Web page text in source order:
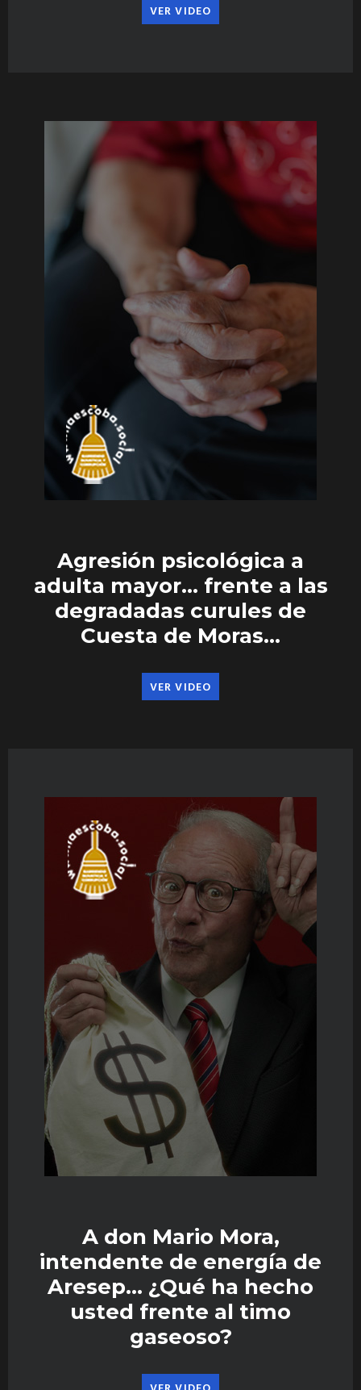
VER VIDEO
Agresión psicológica a
adulta mayor… frente a las
degradadas curules de
Cuesta de Moras…
VER VIDEO
A don Mario Mora,
intendente de energía de
Aresep… ¿Qué ha hecho
usted frente al timo
gaseoso?